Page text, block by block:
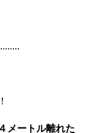
メートル離れた